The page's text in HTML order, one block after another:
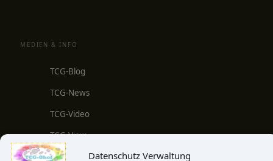
Datenschutz Verwaltung
MEDIEN & INFO
TCG-Blog
TCG-News
TCG-Video
TCG-View
Über uns